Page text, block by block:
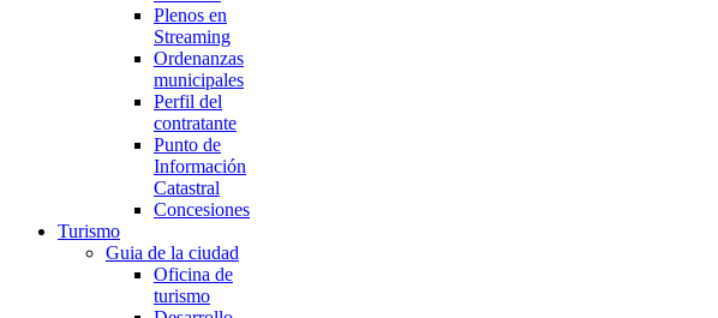
Plenos en
Streaming
Ordenanzas
municipales
Perfil del
contratante
Punto de
Información
Catastral
Concesiones
Turismo
Guia de la ciudad
Oficina de
turismo